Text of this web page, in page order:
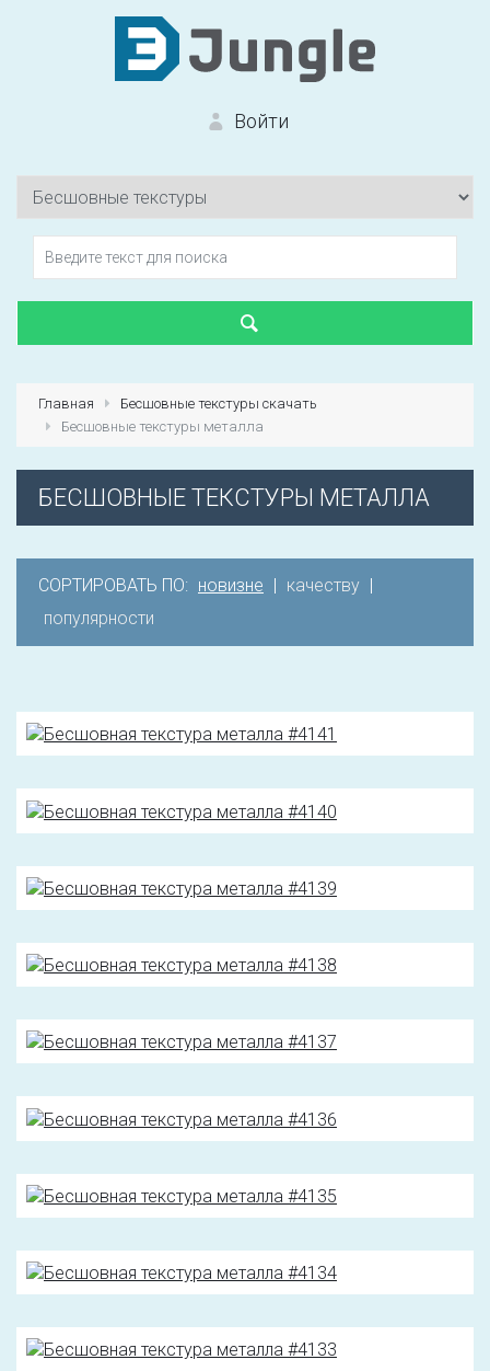
Войти
Вход на сайт
Первый раз?
Главная
Бесшовные текстуры скачать
Бесшовные текстуры металла
БЕСШОВНЫЕ ТЕКСТУРЫ МЕТАЛЛА
СОРТИРОВАТЬ ПО: новизне | качеству |
популярности